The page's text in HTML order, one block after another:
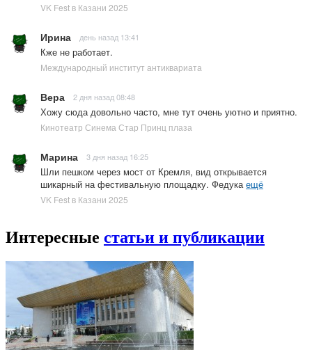
VK Fest в Казани 2025
Ирина день назад 13:41
Кже не работает.
Международный институт антиквариата
Вера 2 дня назад 08:48
Хожу сюда довольно часто, мне тут очень уютно и приятно.
Кинотеатр Синема Стар Принц плаза
Марина 3 дня назад 16:25
Шли пешком через мост от Кремля, вид открывается
шикарный на фестивальную площадку. Федукаещё
VK Fest в Казани 2025
Интересные статьи и публикации